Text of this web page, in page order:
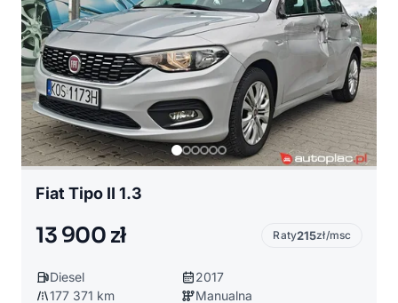
Fiat Tipo II 1.3
13 900 zł Raty215zł/msc
Diesel
2017
177 371 km
Manualna